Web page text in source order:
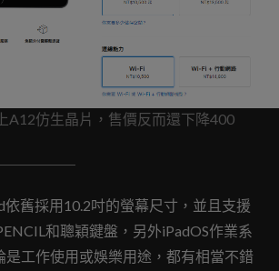
A12仿生晶片，售價反而還下降400
依舊採用10.2吋的螢幕尺寸，並且支援
和聰穎鍵盤，另外iPadOS作業系
是工作使用或娛樂用途，都有相當不錯